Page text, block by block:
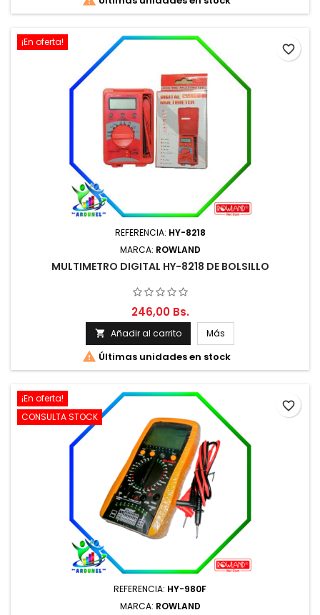
¡En oferta!
REFERENCIA: HY-8218
MARCA: ROWLAND
MULTIMETRO DIGITAL HY-8218 DE BOLSILLO
246,00 Bs.
 Añadir al carrito Más
 Últimas unidades en stock
favorite_border
¡En oferta!
CONSULTA STOCK
REFERENCIA: HY-980F
MARCA: ROWLAND
favorite_border